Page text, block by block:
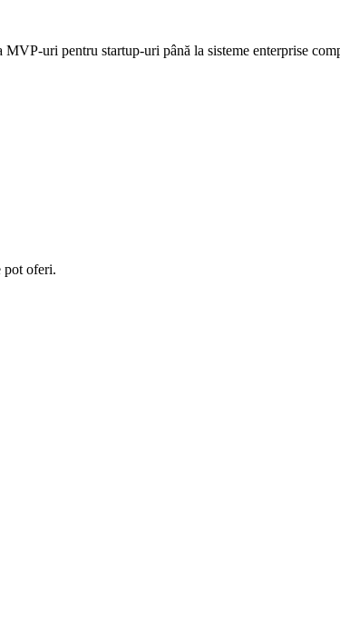
uri pentru startup-uri până la sisteme enterprise
pot oferi.